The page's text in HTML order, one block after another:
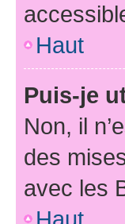
Haut
Puis-je
Non, il
des
avec les